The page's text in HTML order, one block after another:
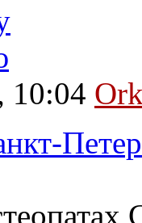
10:04